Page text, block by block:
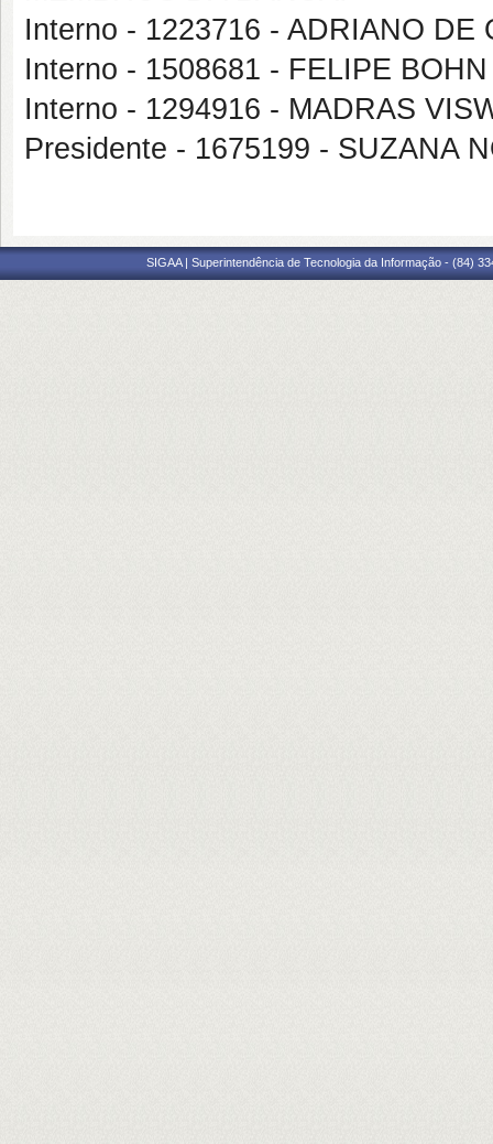
Interno - 1223716 - ADRIANO DE
Interno - 1508681 - FELIPE BOHN
Interno - 1294916 - MADRAS
Presidente - 1675199 - SUZANA
SIGAA | Superintendência de Tecnologia da Informação - (84)